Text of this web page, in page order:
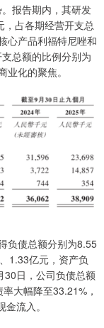
报告期内，其研发
占各期经营开支总
心产品利福特尼唑和
总额的比例分别为
化的聚焦。
债总额分别为8.55
1.33亿元，资产负
30日，公司负债总额
大幅降至33.21%，
流入。